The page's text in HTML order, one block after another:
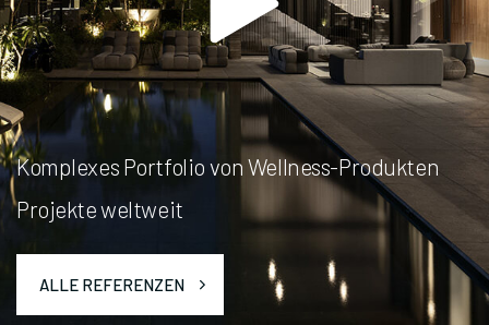
Komplexes Portfolio von Wellness-Produkten
Projekte weltweit
ALLE REFERENZEN